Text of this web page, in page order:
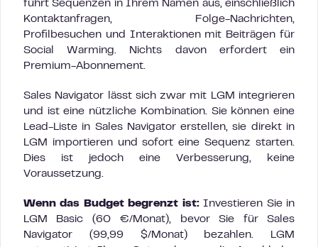
führt Sequenzen in Ihrem Namen aus, einschließlich
Kontaktanfragen, Folge-Nachrichten,
Profilbesuchen und Interaktionen mit Beiträgen für
Social Warming. Nichts davon erfordert ein
Premium-Abonnement.
Sales Navigator lässt sich zwar mit LGM integrieren
und ist eine nützliche Kombination. Sie können eine
Lead-Liste in Sales Navigator erstellen, sie direkt in
LGM importieren und sofort eine Sequenz starten.
Dies ist jedoch eine Verbesserung, keine
Voraussetzung.
Wenn das Budget begrenzt ist:Investieren Sie in
LGM Basic (60 €/Monat), bevor Sie für Sales
Navigator (99,99 $/Monat) bezahlen. LGM